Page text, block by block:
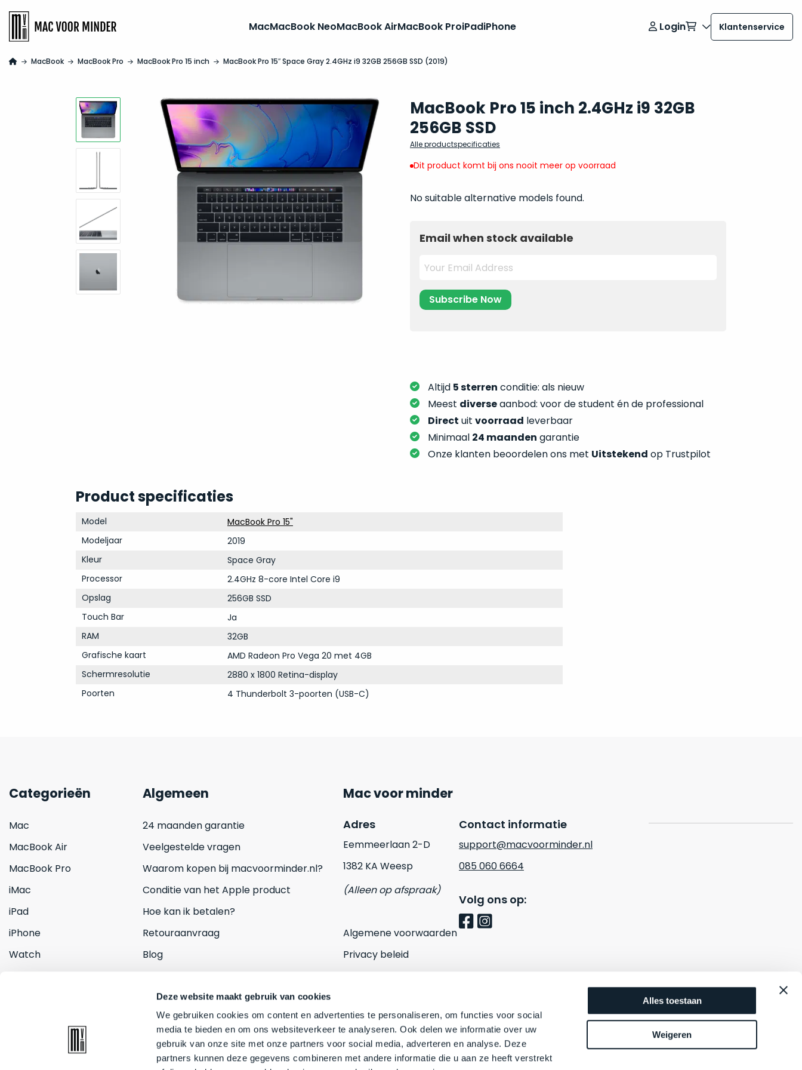
Deze website maakt gebruik van cookies
We gebruiken cookies om content en advertenties te personaliseren, om functies voor social
media te bieden en om ons websiteverkeer te analyseren. Ook delen we informatie over uw
gebruik van onze site met onze partners voor social media, adverteren en analyse. Deze
partners kunnen deze gegevens combineren met andere informatie die u aan ze heeft verstrekt
Alles toestaan
Weigeren
MacMacBook NeoMacBook AirMacBook ProiPadiPhone Login Klantenservice
MacBook MacBook Pro MacBook Pro 15 inch MacBook Pro 15″ Space Gray 2.4GHz i9 32GB 256GB SSD (2019)
MacBook Pro 15 inch 2.4GHz i9 32GB
256GB SSD
Alle productspecificaties
Dit product komt bij ons nooit meer op voorraad
No suitable alternative models found.
Email when stock available
Altijd 5 sterren conditie: als nieuw
Meest diverseaanbod: voor de student én de professional
Direct uit voorraad leverbaar
Minimaal 24 maanden garantie
Onze klanten beoordelen ons met Uitstekend op Trustpilot
Product specificaties
Model
MacBook Pro 15"
Modeljaar
2019
Kleur
Space Gray
Processor
2.4GHz 8-core Intel Core i9
Opslag
256GB SSD
Touch Bar
Ja
RAM
32GB
Grafische kaart
AMD Radeon Pro Vega 20 met 4GB
Schermresolutie
2880 x 1800 Retina-display
Poorten
4 Thunderbolt 3-poorten (USB-C)
Categorieën
Mac
MacBook Air
MacBook Pro
iMac
iPad
iPhone
Watch
Algemeen
24 maanden garantie
Veelgestelde vragen
Waarom kopen bij macvoorminder.nl?
Conditie van het Apple product
Hoe kan ik betalen?
Retouraanvraag
Blog
Mac voor minder
Adres
Eemmeerlaan 2-D
1382 KA Weesp
(Alleen op afspraak)
Algemene voorwaarden
Privacy beleid
Contact informatie
support@macvoorminder.nl
085 060 6664
Volg ons op: